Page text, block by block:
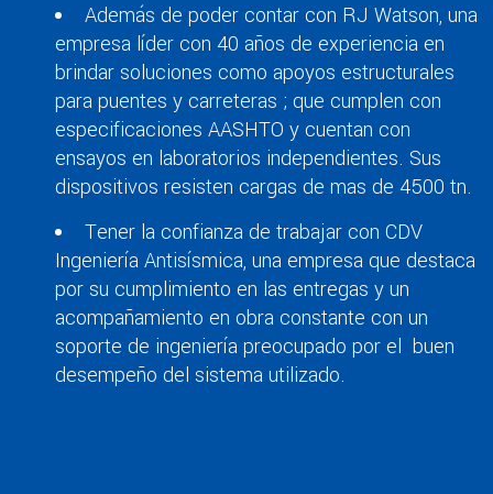
Además de poder contar con RJ Watson, una
empresa líder con 40 años de experiencia en
brindar soluciones como apoyos estructurales
para puentes y carreteras ; que cumplen con
especificaciones AASHTO y cuentan con
ensayos en laboratorios independientes. Sus
dispositivos resisten cargas de mas de 4500 tn.
Tener la confianza de trabajar con CDV
Ingeniería Antisísmica, una empresa que destaca
por su cumplimiento en las entregas y un
acompañamiento en obra constante con un
soporte de ingeniería preocupado por el buen
desempeño del sistema utilizado.